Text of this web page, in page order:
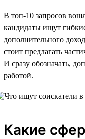
В топ-10 запросов
кандидаты ищут
дополнительного
стоит предлагать
И сразу обозначать,
работой.
Какие